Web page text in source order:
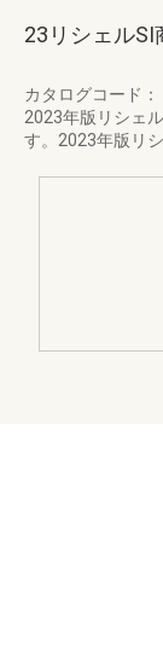
23リシェルSI
カタログコード：
2023年版リシェ
す。2023年版リ